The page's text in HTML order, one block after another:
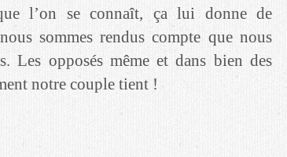
l’on se connaît, ça lui donne de
sommes rendus compte que nous
Les opposés même et dans bien des
notre couple tient !